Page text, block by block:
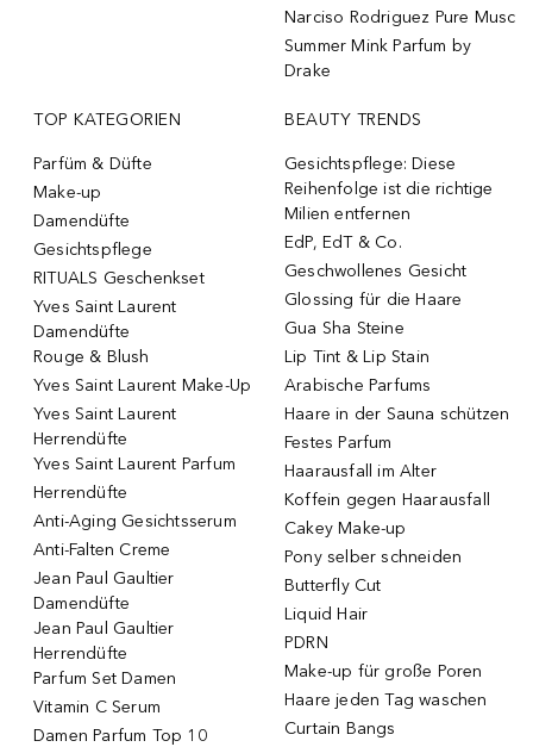
Narciso Rodriguez Pure Musc
Summer Mink Parfum by
Drake
TOP KATEGORIEN
Parfüm & Düfte
Make-up
Damendüfte
Gesichtspflege
RITUALS Geschenkset
Yves Saint Laurent
Damendüfte
Rouge & Blush
Yves Saint Laurent Make-Up
Yves Saint Laurent
Herrendüfte
Yves Saint Laurent Parfum
Herrendüfte
Anti-Aging Gesichtsserum
Anti-Falten Creme
Jean Paul Gaultier
Damendüfte
Jean Paul Gaultier
Herrendüfte
Parfum Set Damen
Vitamin C Serum
Damen Parfum Top 10
BEAUTY TRENDS
Gesichtspflege: Diese
Reihenfolge ist die richtige
Milien entfernen
EdP, EdT & Co.
Geschwollenes Gesicht
Glossing für die Haare
Gua Sha Steine
Lip Tint & Lip Stain
Arabische Parfums
Haare in der Sauna schützen
Festes Parfum
Haarausfall im Alter
Koffein gegen Haarausfall
Cakey Make-up
Pony selber schneiden
Butterfly Cut
Liquid Hair
PDRN
Make-up für große Poren
Haare jeden Tag waschen
Curtain Bangs